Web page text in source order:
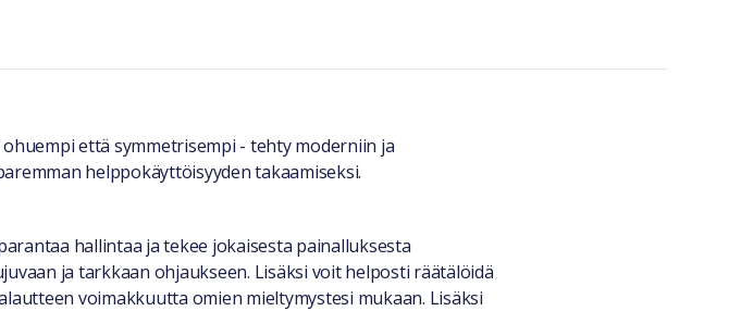
että symmetrisempi - tehty moderniin ja
helppokäyttöisyyden takaamiseksi.
hallintaa ja tekee jokaisesta painalluksesta
ja tarkkaan ohjaukseen. Lisäksi voit helposti räätälöidä
voimakkuutta omien mieltymystesi mukaan. Lisäksi